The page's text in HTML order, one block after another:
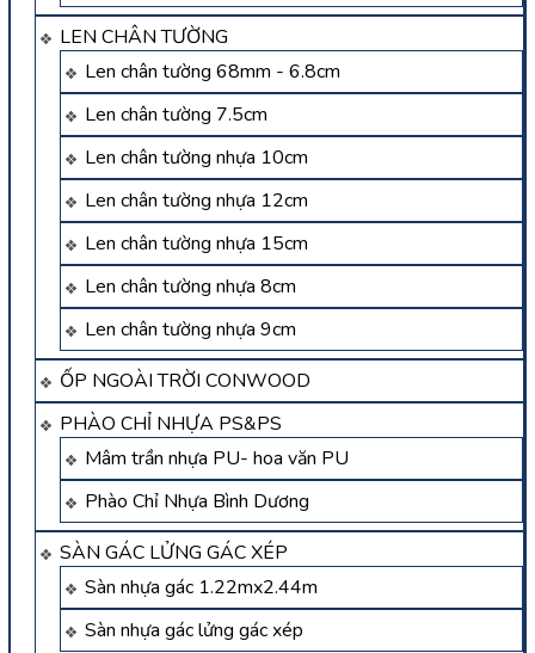
LEN CHÂN TƯỜNG
Len chân tường 68mm - 6.8cm
Len chân tường 7.5cm
Len chân tường nhựa 10cm
Len chân tường nhựa 12cm
Len chân tường nhựa 15cm
Len chân tường nhựa 8cm
Len chân tường nhựa 9cm
ỐP NGOÀI TRỜI CONWOOD
PHÀO CHỈ NHỰA PS&PS
Mâm trần nhựa PU- hoa văn PU
Phào Chỉ Nhựa Bình Dương
SÀN GÁC LỬNG GÁC XÉP
Sàn nhựa gác 1.22mx2.44m
Sàn nhựa gác lửng gác xép